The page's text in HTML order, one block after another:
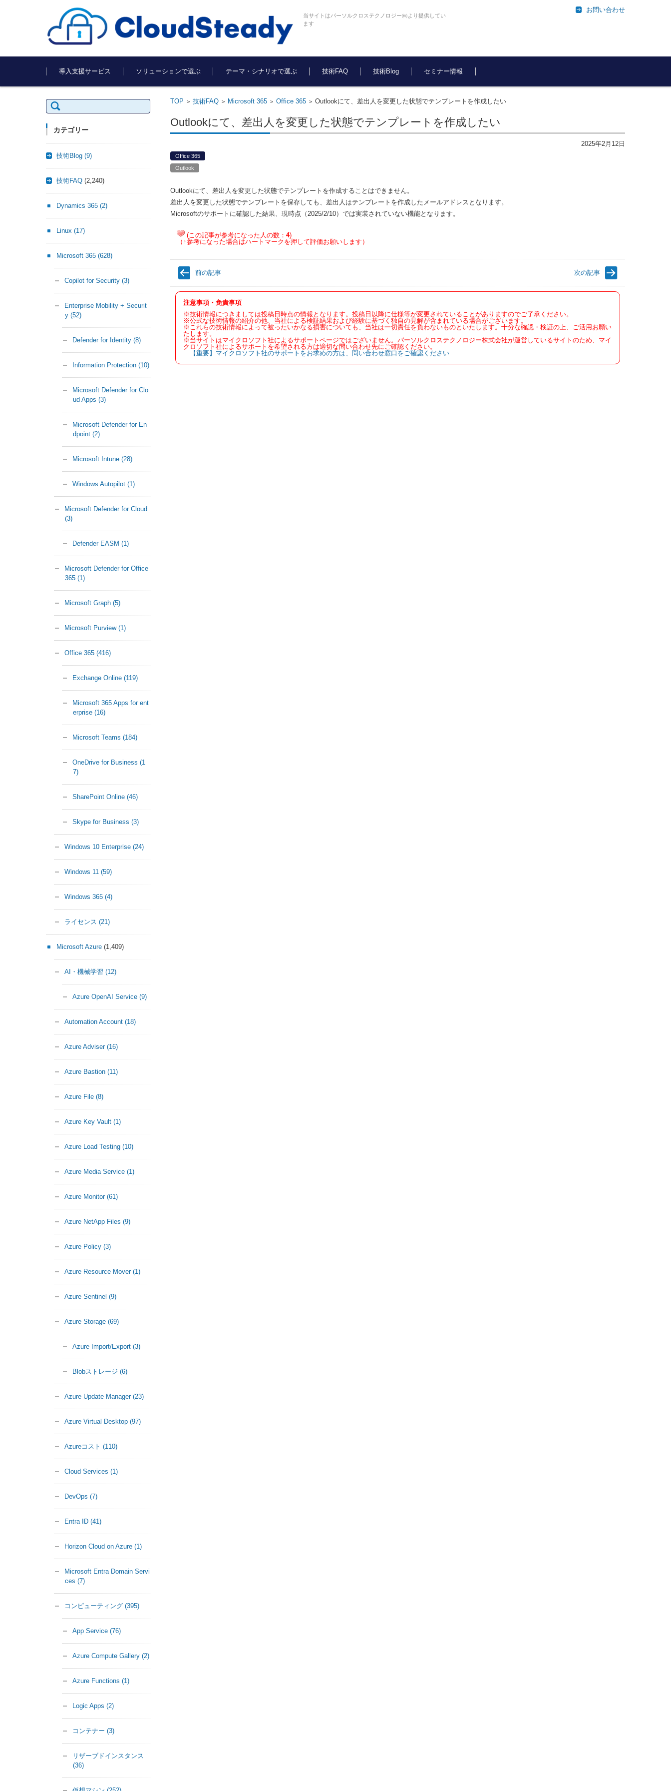
当サイトはパーソルクロステクノロジー㈱より提供してい
ます
お問い合わせ
コンテンツに移動
導入支援サービス
ソリューションで選ぶ テーマ・シナリオで選ぶ 技術FAQ 技術Blog セミナー情報
TOP > 技術FAQ> Microsoft 365> Office 365> Outlookにて、差出人を変更した状態でテンプレートを作成したい
Outlookにて、差出人を変更した状態でテンプレートを作成したい
2025年2月12日
Office 365
Outlook
Outlookにて、差出人を変更した状態でテンプレートを作成することはできません。
差出人を変更した状態でテンプレートを保存しても、差出人はテンプレートを作成したメールアドレスとなります。
Microsoftのサポートに確認した結果、現時点（2025/2/10）では実装されていない機能となります。
(この記事が参考になった人の数： 4)
（↑参考になった場合はハートマークを押して評価お願いします）
前の記事 次の記事
注意事項・免責事項
※技術情報につきましては投稿日時点の情報となります。投稿日以降に仕様等が変更されていることがありますのでご了承ください。
※公式な技術情報の紹介の他、当社による検証結果および経験に基づく独自の見解が含まれている場合がございます。
※これらの技術情報によって被ったいかなる損害についても、当社は一切責任を負わないものといたします。十分な確認・検証の上、ご活用お願い
たします。
※当サイトはマイクロソフト社によるサポートページではございません。パーソルクロステクノロジー株式会社が運営しているサイトのため、マイ
クロソフト社によるサポートを希望される方は適切な問い合わせ先にご確認ください。
【重要】マイクロソフト社のサポートをお求めの方は、問い合わせ窓口をご確認ください
検
索:
カテゴリー
技術Blog (9)
技術FAQ (2,240)
Dynamics 365 (2)
Linux (17)
Microsoft 365 (628)
Copilot for Security (3)
Enterprise Mobility + Securit
y (52)
Defender for Identity (8)
Information Protection (10)
Microsoft Defender for Clo
ud Apps (3)
Microsoft Defender for En
dpoint (2)
Microsoft Intune (28)
Windows Autopilot (1)
Microsoft Defender for Cloud
(3)
Defender EASM (1)
Microsoft Defender for Office
365 (1)
Microsoft Graph (5)
Microsoft Purview (1)
Office 365 (416)
Exchange Online (119)
Microsoft 365 Apps for ent
erprise (16)
Microsoft Teams (184)
OneDrive for Business (1
7)
SharePoint Online (46)
Skype for Business (3)
Windows 10 Enterprise (24)
Windows 11 (59)
Windows 365 (4)
ライセンス (21)
Microsoft Azure (1,409)
AI・機械学習 (12)
Azure OpenAI Service (9)
Automation Account (18)
Azure Adviser (16)
Azure Bastion (11)
Azure File (8)
Azure Key Vault (1)
Azure Load Testing (10)
Azure Media Service (1)
Azure Monitor (61)
Azure NetApp Files (9)
Azure Policy (3)
Azure Resource Mover (1)
Azure Sentinel (9)
Azure Storage (69)
Azure Import/Export (3)
Blobストレージ (6)
Azure Update Manager (23)
Azure Virtual Desktop (97)
Azureコスト (110)
Cloud Services (1)
DevOps (7)
Entra ID (41)
Horizon Cloud on Azure (1)
Microsoft Entra Domain Servi
ces (7)
コンピューティング (395)
App Service (76)
Azure Compute Gallery (2)
Azure Functions (1)
Logic Apps (2)
コンテナー (3)
リザーブドインスタンス
(36)